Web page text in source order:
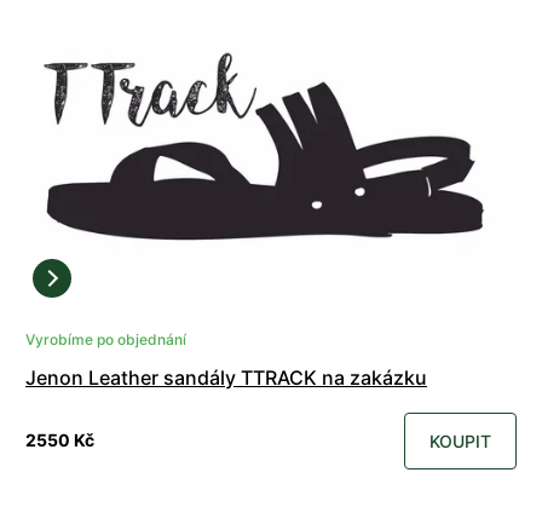
Vyrobíme po objednání
Jenon Leather sandály TTRACK na zakázku
2550 Kč KOUPIT